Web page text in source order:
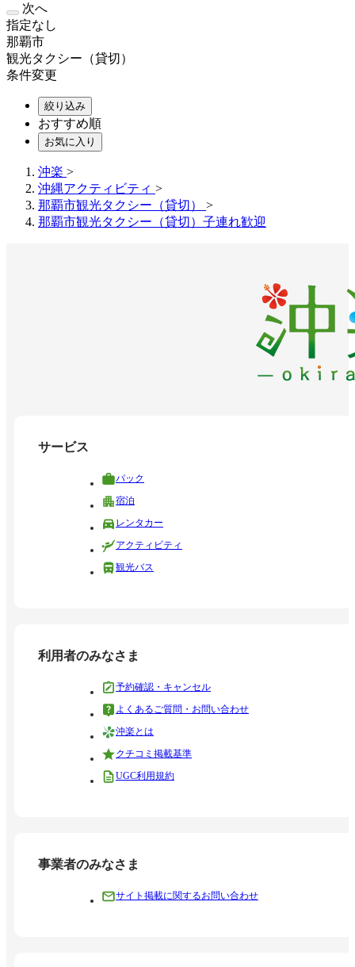
次へ
指定なし
那覇市
観光タクシー（貸切）
条件変更
絞り込み
おすすめ順
お気に入り
沖楽 >
沖縄アクティビティ >
那覇市観光タクシー（貸切） >
那覇市観光タクシー（貸切）子連れ歓迎
サービス
パック
宿泊
レンタカー
アクティビティ
観光バス
利用者のみなさま
予約確認・キャンセル
よくあるご質問・お問い合わせ
沖楽とは
クチコミ掲載基準
UGC利用規約
事業者のみなさま
サイト掲載に関するお問い合わせ